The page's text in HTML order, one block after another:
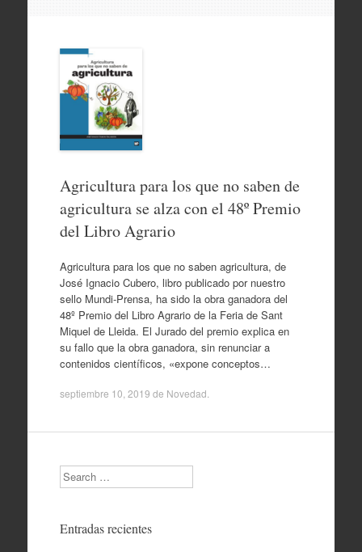
Agricultura para los que no saben de
agricultura se alza con el 48º Premio
del Libro Agrario
Agricultura para los que no saben agricultura, de
José Ignacio Cubero, libro publicado por nuestro
sello Mundi-Prensa, ha sido la obra ganadora del
48º Premio del Libro Agrario de la Feria de Sant
Miquel de Lleida. El Jurado del premio explica en
su fallo que la obra ganadora, sin renunciar a
contenidos científicos, «expone conceptos…
septiembre 10, 2019 de Novedad.
Search
Entradas recientes